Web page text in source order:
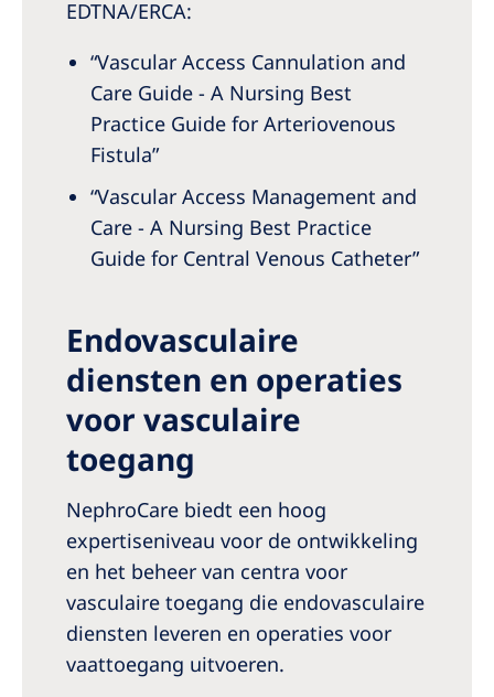
EDTNA/ERCA:
“Vascular Access Cannulation and
Care Guide - A Nursing Best
Practice Guide for Arteriovenous
Fistula”
“Vascular Access Management and
Care - A Nursing Best Practice
Guide for Central Venous Catheter”
Endovasculaire
diensten en operaties
voor vasculaire
toegang
NephroCare biedt een hoog
expertiseniveau voor de ontwikkeling
en het beheer van centra voor
vasculaire toegang die endovasculaire
diensten leveren en operaties voor
vaattoegang uitvoeren.